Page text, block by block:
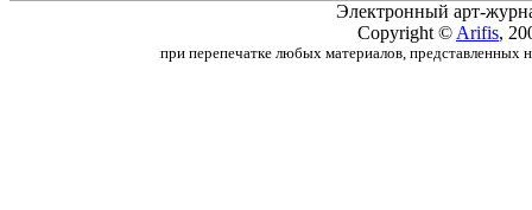
Электронный арт-
Copyright © Arifis,
при перепечатке любых материалов, представленных